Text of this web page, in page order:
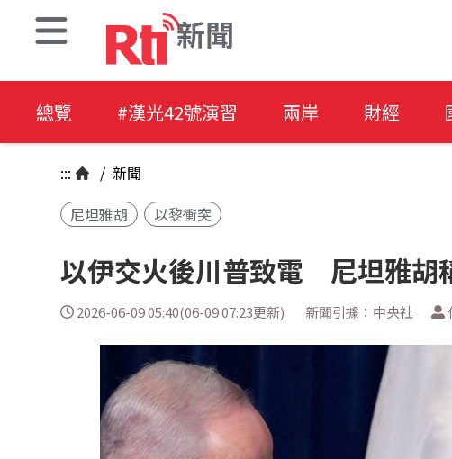
新聞
總覽 #漢光42號演習 兩岸 財經
::: / 新聞
尼坦雅胡
以黎衝突
以伊交火後川普致電 尼坦雅胡
2026-06-09 05:40(06-09 07:23更新) 新聞引據：中央社